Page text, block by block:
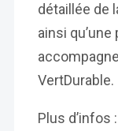
détaillée de
ainsi qu’une
VertDurable.
Plus d’infos :